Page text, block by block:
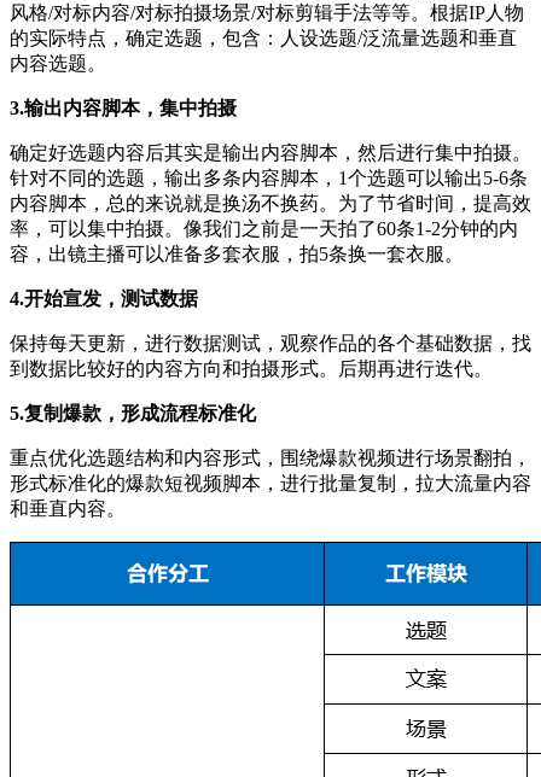
风格/对标内容/对标拍摄场景/对标剪辑手法等等。根据IP人物
的实际特点，确定选题，包含：人设选题/泛流量选题和垂直
内容选题。
3.输出内容脚本，集中拍摄
确定好选题内容后其实是输出内容脚本，然后进行集中拍摄。
针对不同的选题，输出多条内容脚本，1个选题可以输出5-6条
内容脚本，总的来说就是换汤不换药。为了节省时间，提高效
率，可以集中拍摄。像我们之前是一天拍了60条1-2分钟的内
容，出镜主播可以准备多套衣服，拍5条换一套衣服。
4.开始宣发，测试数据
保持每天更新，进行数据测试，观察作品的各个基础数据，找
到数据比较好的内容方向和拍摄形式。后期再进行迭代。
5.复制爆款，形成流程标准化
重点优化选题结构和内容形式，围绕爆款视频进行场景翻拍，
形式标准化的爆款短视频脚本，进行批量复制，拉大流量内容
和垂直内容。